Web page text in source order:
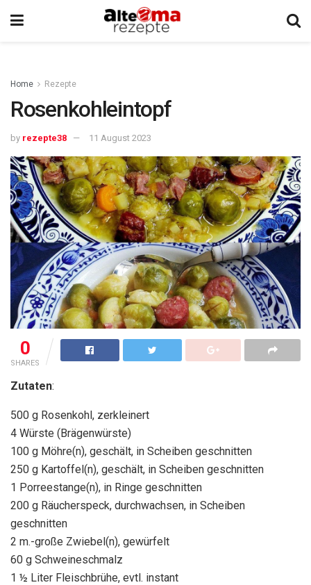
Home Rezepte
Rosenkohleintopf
by rezepte38 11 August 2023
0
SHARES
Zutaten:
500 g Rosenkohl, zerkleinert
4 Würste (Brägenwürste)
100 g Möhre(n), geschält, in Scheiben geschnitten
250 g Kartoffel(n), geschält, in Scheiben geschnitten
1 Porreestange(n), in Ringe geschnitten
200 g Räucherspeck, durchwachsen, in Scheiben
geschnitten
2 m.-große Zwiebel(n), gewürfelt
60 g Schweineschmalz
1 ½ Liter Fleischbrühe, evtl. instant